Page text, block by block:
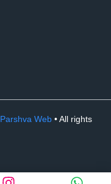
Parshva Web • All rights